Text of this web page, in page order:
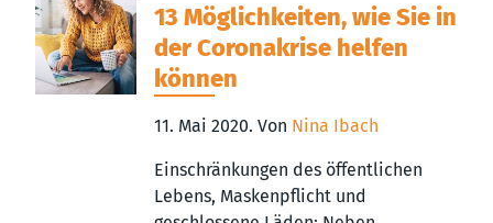
13 Möglichkeiten, wie Sie in
der Coronakrise helfen
können
11. Mai 2020. Von Nina Ibach
Einschränkungen des öffentlichen
Lebens, Maskenpflicht und